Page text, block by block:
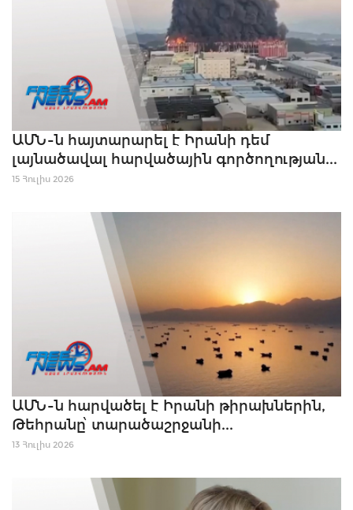
ԱՄՆ-ն հայտարարել է Իրանի դեմ
լայնածավալ հարվածային գործողության...
15 Հուլիս 2026
ԱՄՆ-ն հարվածել է Իրանի թիրախներին,
Թեհրանը՝ տարածաշրջանի...
13 Հուլիս 2026